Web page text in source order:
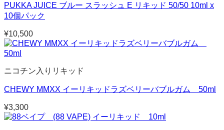
PUKKA JUICE ブルー スラッシュ E リキッド 50/50 10ml x
10個パック
¥10,500
ニコチン入りリキッド
CHEWY MMXX イーリキッドラズベリーバブルガム 50ml
¥3,300